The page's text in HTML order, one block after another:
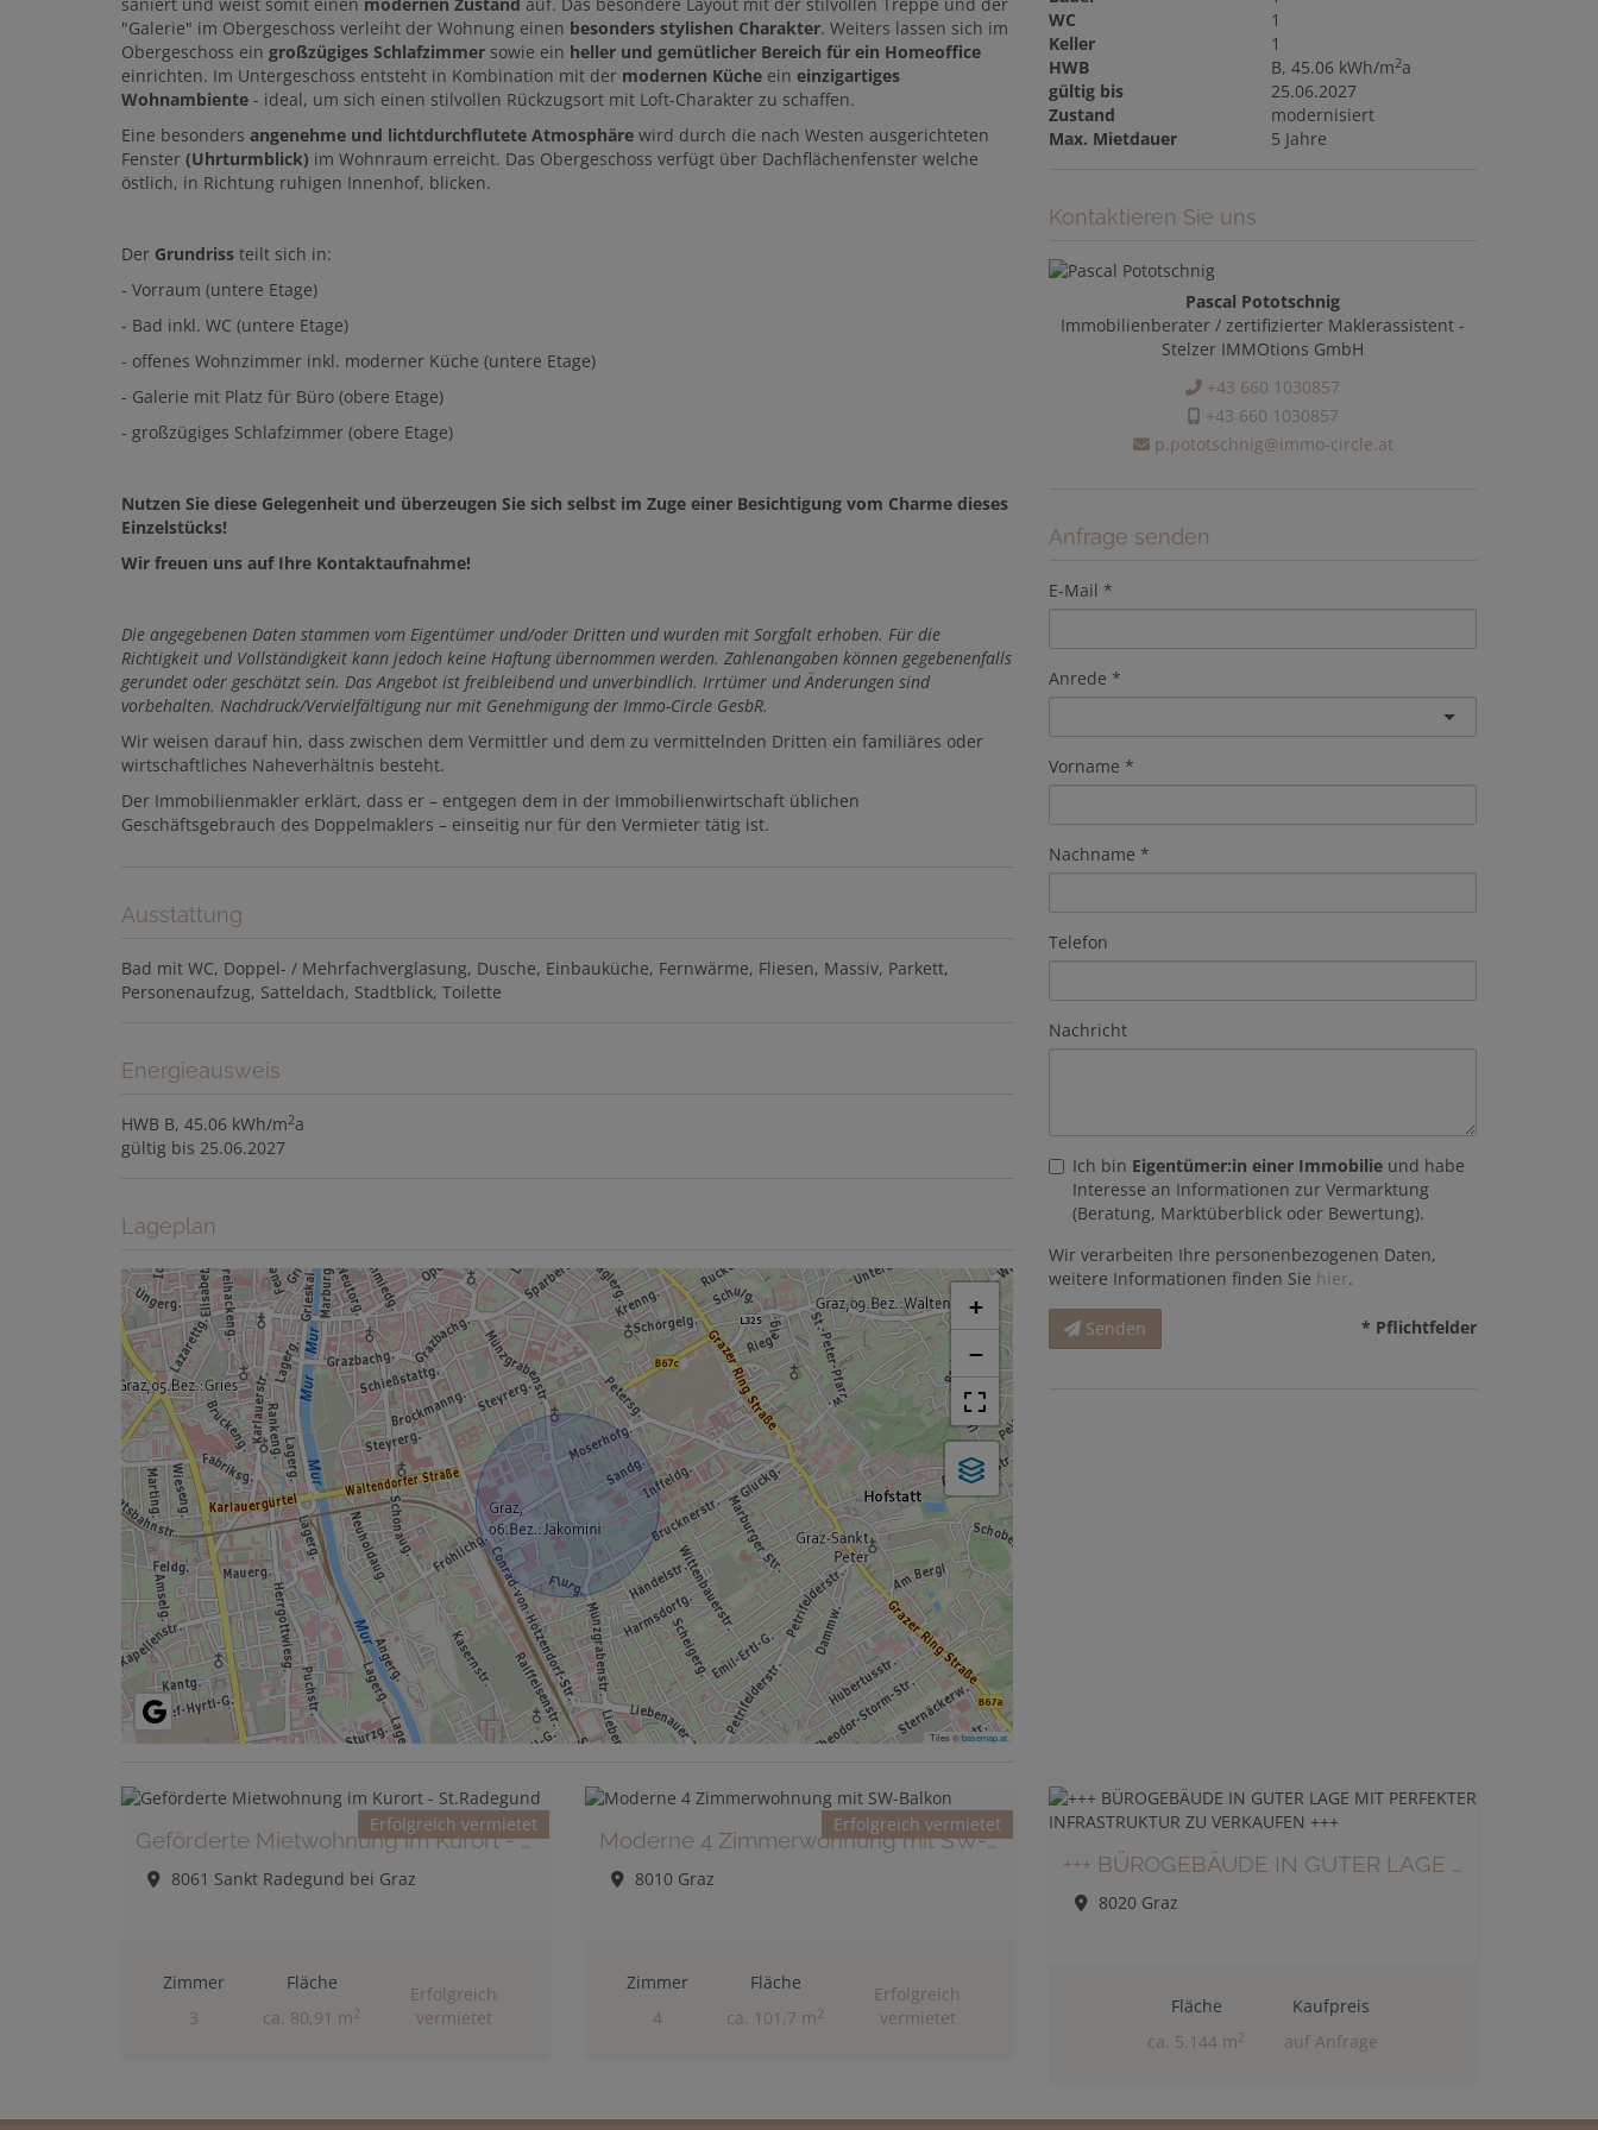
"Galerie" im Obergeschoss verleiht der Wohnung einen besonders stylishen Charakter. Weiters lassen sich im
Obergeschoss ein großzügiges Schlafzimmer sowie ein heller und gemütlicher Bereich für ein Homeoffice
einrichten. Im Untergeschoss entsteht in Kombination mit der modernen Küche ein einzigartiges
Wohnambiente - ideal, um sich einen stilvollen Rückzugsort mit Loft-Charakter zu schaffen.
Eine besonders angenehme und lichtdurchflutete Atmosphäre wird durch die nach Westen ausgerichteten
Fenster (Uhrturmblick) im Wohnraum erreicht. Das Obergeschoss verfügt über Dachflächenfenster welche
östlich, in Richtung ruhigen Innenhof, blicken.
Der Grundriss teilt sich in:
- Vorraum (untere Etage)
- Bad inkl. WC (untere Etage)
- offenes Wohnzimmer inkl. moderner Küche (untere Etage)
- Galerie mit Platz für Büro (obere Etage)
- großzügiges Schlafzimmer (obere Etage)
Nutzen Sie diese Gelegenheit und überzeugen Sie sich selbst im Zuge einer Besichtigung vom Charme dieses
Einzelstücks!
Wir freuen uns auf Ihre Kontaktaufnahme!
Die angegebenen Daten stammen vom Eigentümer und/oder Dritten und wurden mit Sorgfalt erhoben. Für die
Richtigkeit und Vollständigkeit kann jedoch keine Haftung übernommen werden. Zahlenangaben können gegebenenfalls
gerundet oder geschätzt sein. Das Angebot ist freibleibend und unverbindlich. Irrtümer und Änderungen sind
vorbehalten. Nachdruck/Vervielfältigung nur mit Genehmigung der Immo-Circle GesbR.
Wir weisen darauf hin, dass zwischen dem Vermittler und dem zu vermittelnden Dritten ein familiäres oder
wirtschaftliches Naheverhältnis besteht.
Der Immobilienmakler erklärt, dass er – entgegen dem in der Immobilienwirtschaft üblichen
Geschäftsgebrauch des Doppelmaklers – einseitig nur für den Vermieter tätig ist.
Ausstattung
Bad mit WC Doppel- / Mehrfachverglasung Dusche Einbauküche Fernwärme Fliesen Massiv Parkett
Personenaufzug Satteldach Stadtblick Toilette
Energieausweis
HWB B, 45.06 kWh/m2a
gültig bis 25.06.2027
Lageplan
+
−
Tiles ©basemap.at
WC
1
Keller
1
HWB
B, 45.06 kWh/m2a
gültig bis
25.06.2027
Zustand
modernisiert
Max. Mietdauer
5 Jahre
Kontaktieren Sie uns
Pascal Pototschnig
Immobilienberater / zertifizierter Maklerassistent -
Stelzer IMMOtions GmbH
+43 660 1030857
+43 660 1030857
p.pototschnig@immo-circle.at
Anfrage senden
E-Mail
Anrede
Vorname
Nachname
Telefon
Nachricht
Ich bin Eigentümer:in einer Immobilie und habe
Interesse an Informationen zur Vermarktung
(Beratung, Marktüberblick oder Bewertung).
Wir verarbeiten Ihre personenbezogenen Daten,
weitere Informationen finden Sie hier.
Senden * Pflichtfelder
Erfolgreich vermietet
Geförderte Mietwohnung im Kurort - St.Radegund
8061 Sankt Radegund bei Graz
Zimmer
3
Fläche
ca. 80,91 m2
Erfolgreich
vermietet
Erfolgreich vermietet
Moderne 4 Zimmerwohnung mit SW-Balkon
8010 Graz
Zimmer
4
Fläche
ca. 101,7 m2
Erfolgreich
vermietet
+++ BÜROGEBÄUDE IN GUTER LAGE MIT PERFEKTER INFRASTRUKTUR ZU VERKAUFEN +++
8020 Graz
Fläche
ca. 5.144 m2
Kaufpreis
auf Anfrage